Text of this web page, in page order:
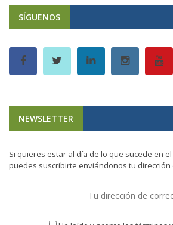
SÍGUENOS
NEWSLETTER
Si quieres estar al día de lo que sucede en
puedes suscribirte enviándonos tu dirección